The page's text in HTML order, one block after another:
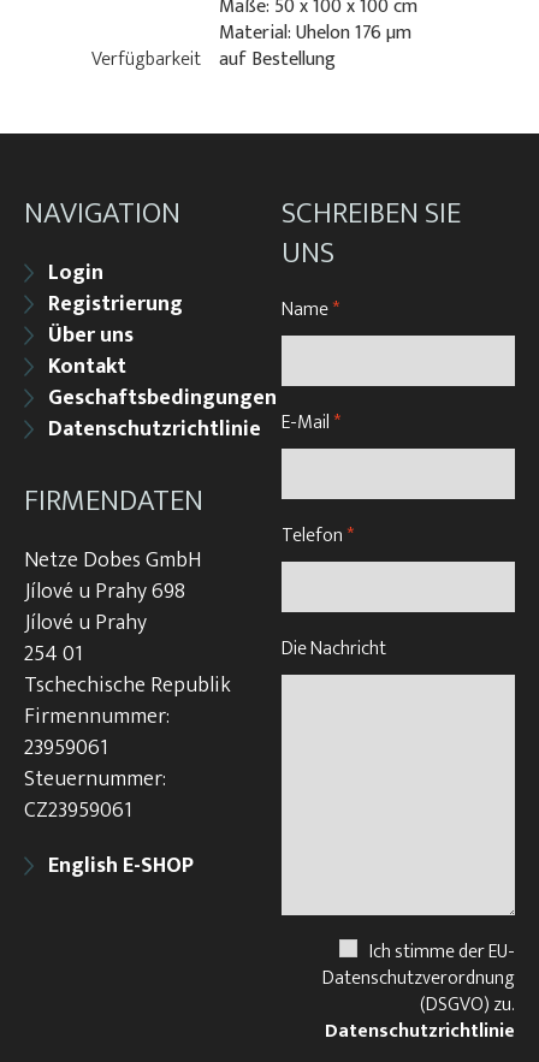
Maße: 50 x 100 x 100 cm
Material: Uhelon 176 µm
Verfügbarkeit auf Bestellung
NAVIGATION
Login
Registrierung
Über uns
Kontakt
Geschaftsbedingungen
Datenschutzrichtlinie
FIRMENDATEN
Netze Dobes GmbH
Jílové u Prahy 698
Jílové u Prahy
254 01
Tschechische Republik
Firmennummer:
23959061
Steuernummer:
CZ23959061
English E-SHOP
SCHREIBEN SIE
UNS
Name*
E-Mail*
Telefon*
Die Nachricht
Ich stimme der EU-
Datenschutzverordnung
(DSGVO) zu.
Datenschutzrichtlinie